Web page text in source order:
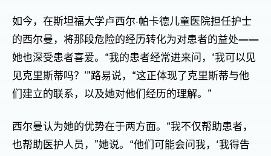
如今，在斯坦福大学卢西尔·帕卡德儿童医院担任护士
的西尔曼，将那段危险的经历转化为对患者的益处——
她也深受患者喜爱。“我的患者经常进来问，‘我可以见
见克里斯蒂吗？’”路易说，“这正体现了克里斯蒂与他
们建立的联系，以及她对他们经历的理解。”
西尔曼认为她的优势在于两方面。“我不仅帮助患者，
也帮助医护人员，”她说。“他们可能会问我，‘我得告